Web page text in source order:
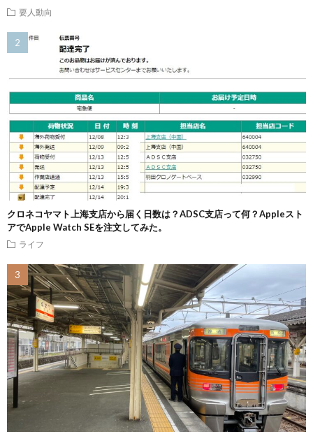
要人動向
クロネコヤマト上海支店から届く日数は？ADSC支店って何？Appleスト
アでApple Watch SEを注文してみた。
ライフ